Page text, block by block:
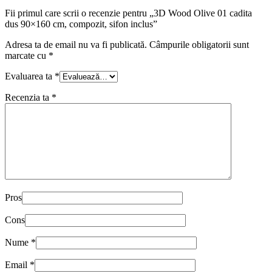
Fii primul care scrii o recenzie pentru „3D Wood Olive 01 cadita
dus 90×160 cm, compozit, sifon inclus”
Adresa ta de email nu va fi publicată. Câmpurile obligatorii sunt
marcate cu *
Evaluarea ta *
Recenzia ta *
Pros
Cons
Nume *
Email *